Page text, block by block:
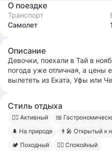
О поездке
Транспорт
Самолет
Описание
Девочки, поехали в Тай в
погода уже отличная, а цены
вылететь из Еката, Уфы или
брать в июле-августе.
уравновешенный
слушать и слышать. Не курю,
захожу часто.
Стиль отдыха
🧍‍♀️ Активный 🍱
🌲 На природе
👨‍🎤 Открытый к
🏕 Походный
🧍‍♂️ Спокойный